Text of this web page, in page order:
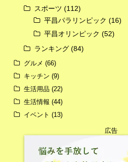
スポーツ (112)
平昌パラリンピック (16)
平昌オリンピック (52)
ランキング (84)
グルメ (66)
キッチン (9)
生活用品 (22)
生活情報 (44)
イベント (13)
広告